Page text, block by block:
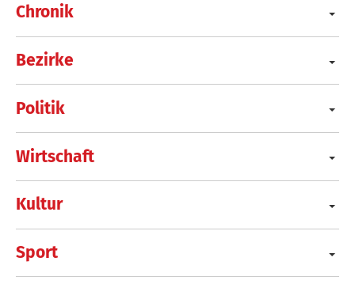
Chronik
Bezirke
Politik
Wirtschaft
Kultur
Sport